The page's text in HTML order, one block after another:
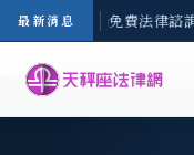
最新消息
-8/3(一) 現場免費法律諮